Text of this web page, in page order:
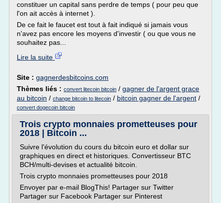
constituer un capital sans perdre de temps ( pour peu que
l'on ait accès à internet ).
De ce fait le faucet est tout à fait indiqué si jamais vous
n'avez pas encore les moyens d'investir ( ou que vous ne
souhaitez pas...
Lire la suite
Site : gagnerdesbitcoins.com
Thèmes liés : convert litecoin bitcoin / gagner de l'argent grace
au bitcoin / change bitcoin to litecoin / bitcoin gagner de l'argent /
convert dogecoin bitcoin
Trois crypto monnaies prometteuses pour
2018 | Bitcoin ...
Suivre l'évolution du cours du bitcoin euro et dollar sur
graphiques en direct et historiques. Convertisseur BTC
BCH/multi-devises et actualité bitcoin.
Trois crypto monnaies prometteuses pour 2018
Envoyer par e-mail BlogThis! Partager sur Twitter
Partager sur Facebook Partager sur Pinterest